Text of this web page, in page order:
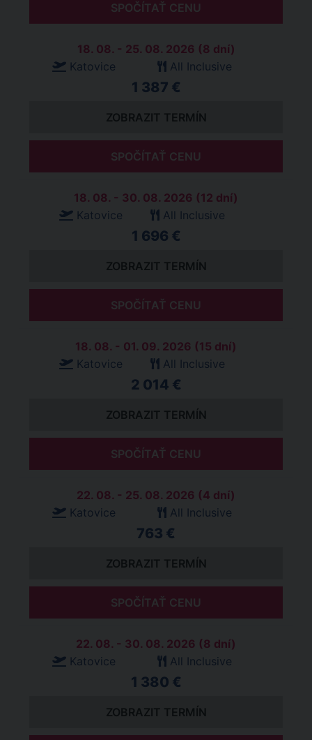
SPOČÍTAŤ CENU
18. 08. - 25. 08. 2026 (8 dní)
Katovice
All Inclusive
1 387 €
ZOBRAZIT TERMÍN
SPOČÍTAŤ CENU
18. 08. - 30. 08. 2026 (12 dní)
Katovice
All Inclusive
1 696 €
ZOBRAZIT TERMÍN
SPOČÍTAŤ CENU
18. 08. - 01. 09. 2026 (15 dní)
Katovice
All Inclusive
2 014 €
ZOBRAZIT TERMÍN
SPOČÍTAŤ CENU
22. 08. - 25. 08. 2026 (4 dní)
Katovice
All Inclusive
763 €
ZOBRAZIT TERMÍN
SPOČÍTAŤ CENU
22. 08. - 30. 08. 2026 (8 dní)
Katovice
All Inclusive
1 380 €
ZOBRAZIT TERMÍN